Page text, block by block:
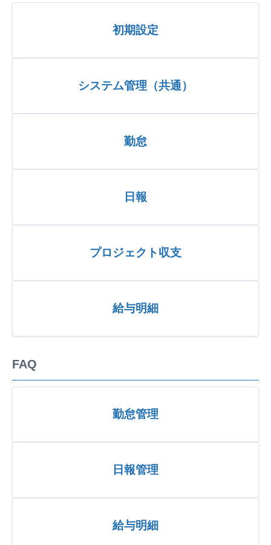
初期設定
システム管理（共通）
勤怠
日報
プロジェクト収支
給与明細
FAQ
勤怠管理
日報管理
給与明細